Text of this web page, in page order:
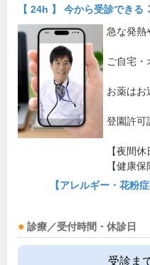
【 24h 】 今から受診できる
急な発熱
ご自宅・
お薬はお
登園許可
【夜間
【健康保
【アレルギー・花粉
診療／受付時間・休診日
受診ま